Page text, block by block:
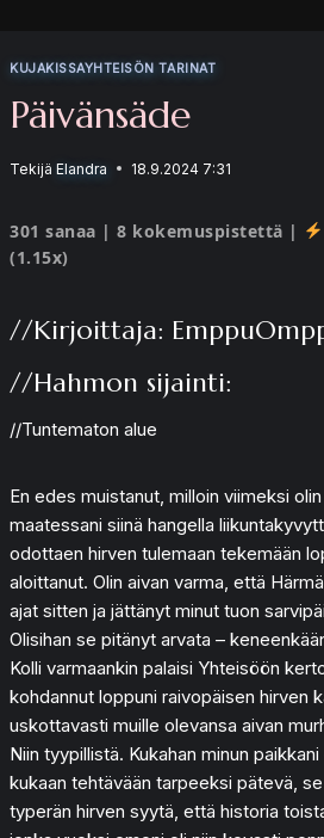
KUJAKISSAYHTEISÖN TARINAT
Päivänsäde
Tekijä Elandra 18.9.2024 7:31
301 sanaa | 8 kokemuspistettä |
(1.15x)
//Kirjoittaja:
//Hahmon sijainti:
//Tuntematon alue
En edes muistanut, milloin viimeksi
maatessani siinä hangella
odottaen hirven tulemaan tekemään
aloittanut. Olin aivan varma, että
ajat sitten ja jättänyt minut tuon
Olisihan se pitänyt arvata –
Kolli varmaankin palaisi Yhteisöön
kohdannut loppuni raivopäisen hirven
uskottavasti muille olevansa aivan
Niin tyypillistä. Kukahan minun
kukaan tehtävään tarpeeksi pätevä,
typerän hirven syytä, että historia